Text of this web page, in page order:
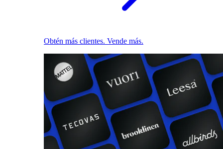
Obtén más clientes. Vende más.